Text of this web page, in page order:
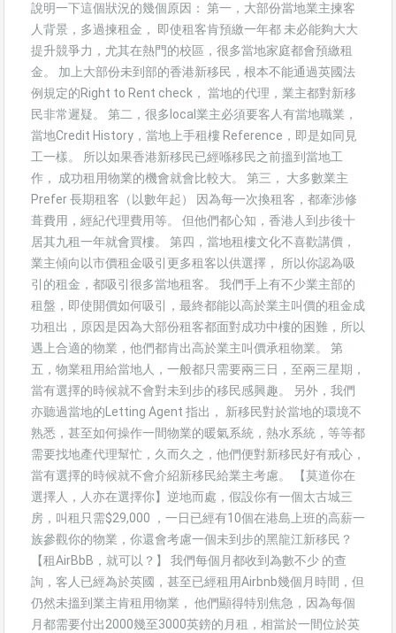
說明一下這個狀況的幾個原因： 第一，大部份當地業主揀客
人背景，多過揀租金， 即使租客肯預繳一年都 未必能夠大大
提升競爭力，尤其在熱門的校區，很多當地家庭都會預繳租
金。 加上大部份未到部的香港新移民，根本不能通過英國法
例規定的Right to Rent check， 當地的代理，業主都對新移
民非常遲疑。 第二，很多local業主必須要客人有當地職業，
當地Credit History，當地上手租樓 Reference，即是如同見
工一樣。 所以如果香港新移民已經喺移民之前搵到當地工
作， 成功租用物業的機會就會比較大。 第三， 大多數業主
Prefer 長期租客（以數年起） 因為每一次換租客，都牽涉修
葺費用，經紀代理費用等。 但他們都心知，香港人到步後十
居其九租一年就會買樓。 第四，當地租樓文化不喜歡講價，
業主傾向以市價租金吸引更多租客以供選擇， 所以你認為吸
引的租金，都吸引很多當地租客。 我們手上有不少業主部的
租盤，即使開價如何吸引，最終都能以高於業主叫價的租金成
功租出，原因是因為大部份租客都面對成功中樓的困難，所以
遇上合適的物業，他們都肯出高於業主叫價承租物業。 第
五，物業租用給當地人，一般都只需要兩三日，至兩三星期，
當有選擇的時候就不會對未到步的移民感興趣。 另外，我們
亦聽過當地的Letting Agent 指出， 新移民對於當地的環境不
熟悉，甚至如何操作一間物業的暖氣系統，熱水系統，等等都
需要找地產代理幫忙，久而久之，他們便對新移民好有戒心，
當有選擇的時候就不會介紹新移民給業主考慮。 【莫道你在
選擇人，人亦在選擇你】逆地而處，假設你有一個太古城三
房，叫租只需$29,000 ，一日已經有10個在港島上班的高薪一
族參觀你的物業，你還會考慮一個未到步的黑龍江新移民？
【租AirBbB，就可以？】 我們每個月都收到為數不少 的查
詢，客人已經為於英國，甚至已經租用Airbnb幾個月時間，但
仍然未搵到業主肯租用物業， 他們顯得特別焦急，因為每個
月都需要付出2000幾至3000英鎊的月租，相當於一間位於英